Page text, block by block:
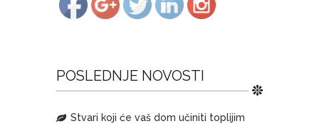
POSLEDNJE NOVOSTI
Stvari koji će vaš dom učiniti toplijim